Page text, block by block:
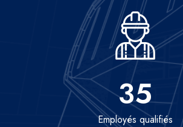
35
Employés qualifiés